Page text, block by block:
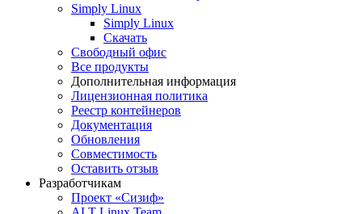
Simply Linux
Simply Linux
Скачать
Свободный офис
Все продукты
Дополнительная информация
Лицензионная политика
Реестр контейнеров
Документация
Обновления
Совместимость
Оставить отзыв
Разработчикам
Проект «Сизиф»